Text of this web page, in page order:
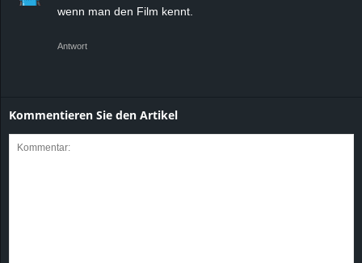
wenn man den Film kennt.
Antwort
Kommentieren Sie den Artikel